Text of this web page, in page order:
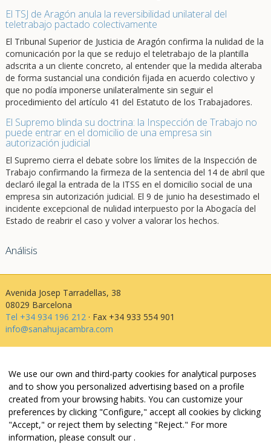
El TSJ de Aragón anula la reversibilidad unilateral del
teletrabajo pactado colectivamente
El Tribunal Superior de Justicia de Aragón confirma la nulidad de la
comunicación por la que se redujo el teletrabajo de la plantilla
adscrita a un cliente concreto, al entender que la medida alteraba
de forma sustancial una condición fijada en acuerdo colectivo y
que no podía imponerse unilateralmente sin seguir el
procedimiento del artículo 41 del Estatuto de los Trabajadores.
El Supremo blinda su doctrina: la Inspección de Trabajo no
puede entrar en el domicilio de una empresa sin
autorización judicial
El Supremo cierra el debate sobre los límites de la Inspección de
Trabajo confirmando la firmeza de la sentencia del 14 de abril que
declaró ilegal la entrada de la ITSS en el domicilio social de una
empresa sin autorización judicial. El 9 de junio ha desestimado el
incidente excepcional de nulidad interpuesto por la Abogacía del
Estado de reabrir el caso y volver a valorar los hechos.
Análisis
Avenida Josep Tarradellas, 38
08029 Barcelona
Tel +34 934 196 212· Fax +34 933 554 901
info@sanahujacambra.com
Política de privacidad
Política de cookies
Política de web i redes
Parking público: Avenida Josep Tarradellas, 38
We use our own and third-party cookies for analytical purposes
and to show you personalized advertising based on a profile
created from your browsing habits. You can customize your
preferences by clicking "Configure," accept all cookies by clicking
"Accept," or reject them by selecting "Reject." For more
information, please consult our.